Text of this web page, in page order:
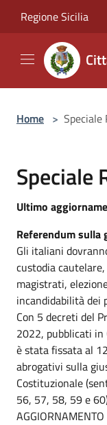
Regione Sicilia
Home >
Speciale
Ultimo
Referendum
Gli italiani
custodia
magistrati,
incandidabilità dei
Con 5 decreti del
2022, pubblicati in
è stata fissata al
abrogativi sulla
Costituzionale
56, 57, 58, 59 e